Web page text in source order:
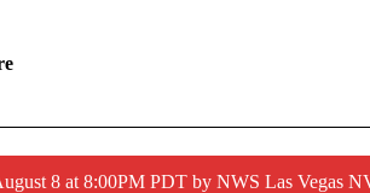
8 at 8:00PM PDT by NWS Las Vegas